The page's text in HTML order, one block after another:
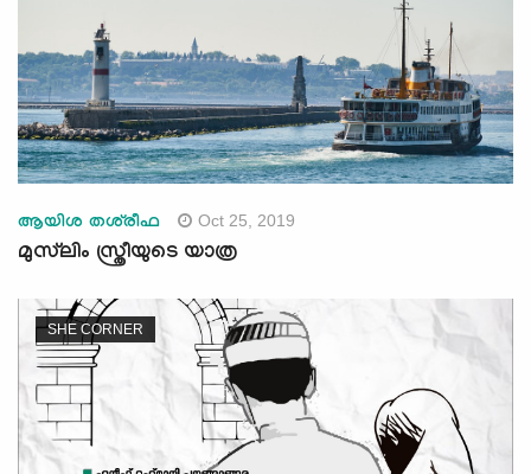
ആയിശ തശ്‌രീഫ Oct 25, 2019
മുസ്‌ലിം സ്ത്രീയുടെ യാത്ര
SHE CORNER